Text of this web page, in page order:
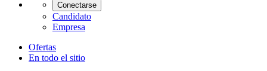
Conectarse
Candidato
Empresa
Ofertas
En todo el sitio